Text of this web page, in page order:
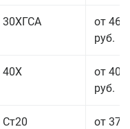
30ХГСА
от 46
руб.
40Х
от 40
руб.
Ст20
от 37